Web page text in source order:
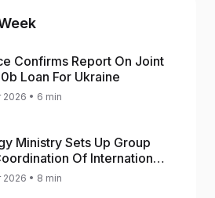
Confirms Report On Joint
Loan For Ukraine
2026 • 6 min
Ministry Sets Up Group
Of International
Prompt Restoration Of
2026 • 8 min